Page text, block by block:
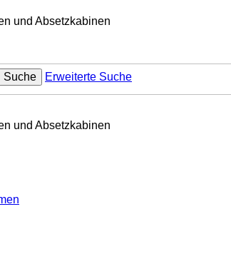
und Absetzkabinen
Suche Erweiterte Suche
und Absetzkabinen